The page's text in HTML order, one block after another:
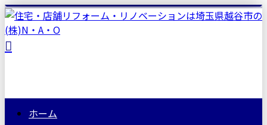
ホーム